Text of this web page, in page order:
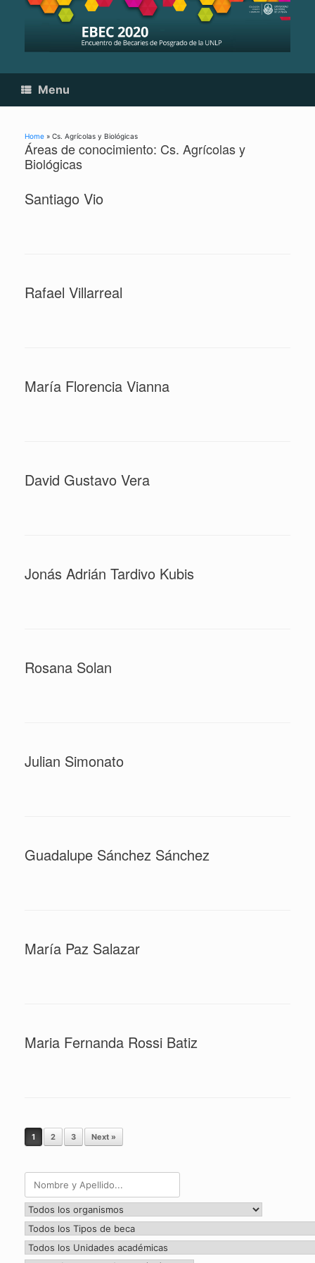
Menu
Home » Cs. Agrícolas y Biológicas
Áreas de conocimiento: Cs. Agrícolas y
Biológicas
Santiago Vio
Rafael Villarreal
María Florencia Vianna
David Gustavo Vera
Jonás Adrián Tardivo Kubis
Rosana Solan
Julian Simonato
Guadalupe Sánchez Sánchez
María Paz Salazar
Maria Fernanda Rossi Batiz
Post navigation
1 2 3 Next »